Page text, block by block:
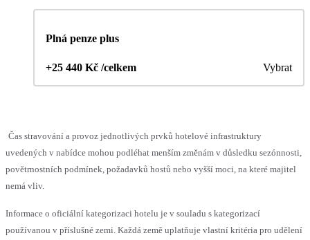
Plná penze plus
+25 440 Kč /celkem Vybrat
Čas stravování a provoz jednotlivých prvků hotelové infrastruktury
uvedených v nabídce mohou podléhat menším změnám v důsledku sezónnosti,
povětrnostních podmínek, požadavků hostů nebo vyšší moci, na které majitel
nemá vliv.
Informace o oficiální kategorizaci hotelu je v souladu s kategorizací
používanou v příslušné zemi. Každá země uplatňuje vlastní kritéria pro udělení